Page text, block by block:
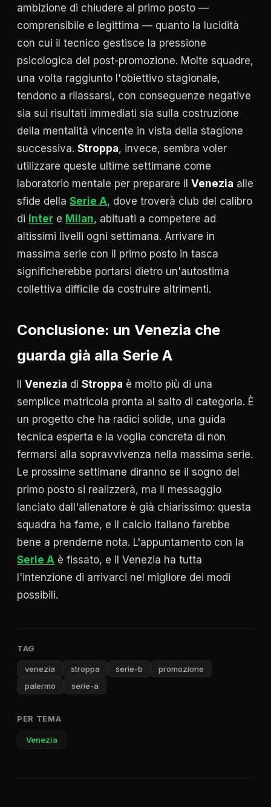
ambizione di chiudere al primo posto —
comprensibile e legittima — quanto la lucidità
con cui il tecnico gestisce la pressione
psicologica del post-promozione. Molte squadre,
una volta raggiunto l'obiettivo stagionale,
tendono a rilassarsi, con conseguenze negative
sia sui risultati immediati sia sulla costruzione
della mentalità vincente in vista della stagione
successiva. Stroppa, invece, sembra voler
utilizzare queste ultime settimane come
laboratorio mentale per preparare il Venezia alle
sfide della Serie A, dove troverà club del calibro
di Inter e Milan, abituati a competere ad
altissimi livelli ogni settimana. Arrivare in
massima serie con il primo posto in tasca
significherebbe portarsi dietro un'autostima
collettiva difficile da costruire altrimenti.
Conclusione: un Venezia che
guarda già alla Serie A
Venezia di Stroppa è molto più di una
semplice matricola pronta al salto di categoria. È
un progetto che ha radici solide, una guida
tecnica esperta e la voglia concreta di non
fermarsi alla sopravvivenza nella massima serie.
Le prossime settimane diranno se il sogno del
primo posto si realizzerà, ma il messaggio
lanciato dall'allenatore è già chiarissimo: questa
squadra ha fame, e il calcio italiano farebbe
bene a prenderne nota. L'appuntamento con la
Serie A è fissato, e il Venezia ha tutta
l'intenzione di arrivarci nel migliore dei modi
possibili.
TAG
venezia stroppa serie-b
promozione
palermo
serie-a
PER TEMA
Venezia